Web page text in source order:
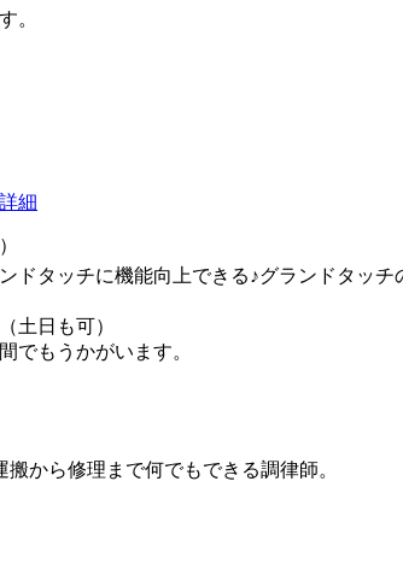
。
細
）
ドタッチに機能向上できる♪グランドタッ
土日も可）
でもうかがいます。
から修理まで何でもできる調律師。